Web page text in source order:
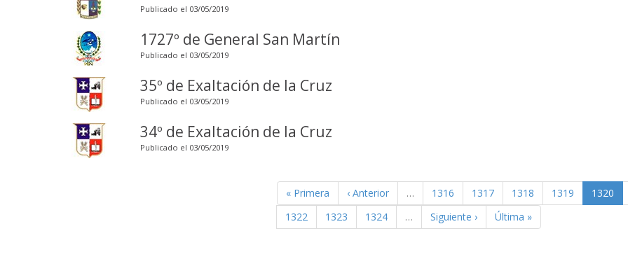
Publicado el 03/05/2019
1727º de General San Martín
Publicado el 03/05/2019
35º de Exaltación de la Cruz
Publicado el 03/05/2019
34º de Exaltación de la Cruz
Publicado el 03/05/2019
« Primera ‹ Anterior … 1316 1317 1318 1319
1320
1322
1323 1324 … Siguiente › Última »